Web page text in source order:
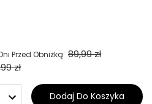
Przed Obniżką 89,99 zł
zł
Dodaj Do Koszyka